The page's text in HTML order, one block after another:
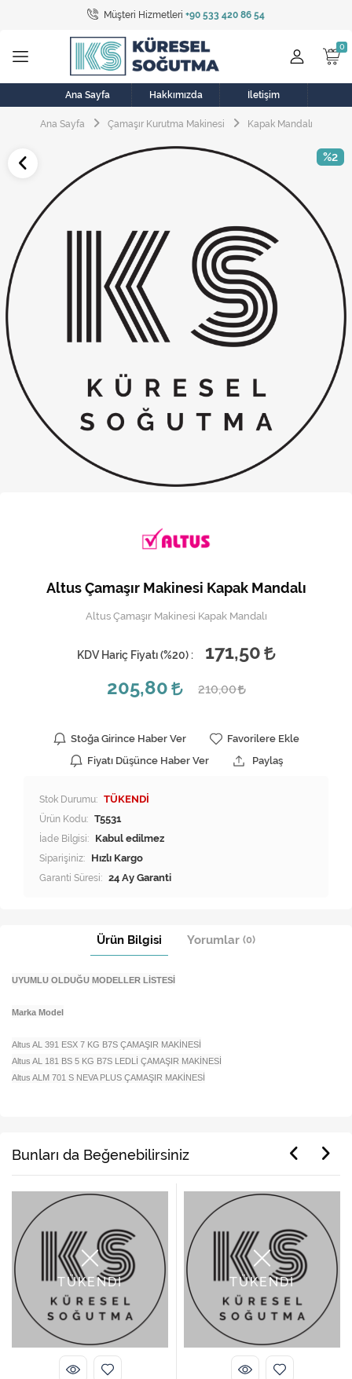
Müşteri Hizmetleri +90 533 420 86 54
Tüm Kategoriler
Bulaşık Makinesi
Buzdolabı
Çamaşır Kurutma Makinesi
Elektrikli Aksamlar
Elektrikli Süpürge
Fan
Fırın, Ocak ve Aspiratör
Klima
Kombi
Musluk
Ana Sayfa Hakkımızda İletişim
Ana Sayfa Çamaşır Kurutma Makinesi Kapak Mandalı
%2
Altus Çamaşır Makinesi Kapak Mandalı
Altus Çamaşır Makinesi Kapak Mandalı
KDV Hariç Fiyatı (%20) :
171,50
205,80
210,00
Stoğa Girince Haber Ver
Favorilere Ekle
Fiyatı Düşünce Haber Ver
Paylaş
Stok Durumu: TÜKENDİ
Ürün Kodu: T5531
İade Bilgisi:
Siparişiniz: Hızlı Kargo
Garanti Süresi: 24 Ay Garanti
Ürün Bilgisi Yorumlar (0)
UYUMLU OLDUĞU MODELLER LİSTESİ
Marka Model
Altus AL 391 ESX 7 KG B7S ÇAMAŞIR MAKİNESİ
Altus AL 181 BS 5 KG B7S LEDLİ ÇAMAŞIR MAKİNESİ
Altus ALM 701 S NEVA PLUS ÇAMAŞIR MAKİNESİ
Bunları da Beğenebilirsiniz
TÜKENDİ TÜKENDİ